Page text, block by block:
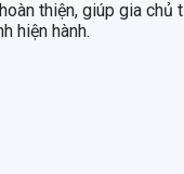
thiện, giúp gia chủ
hiện hành.